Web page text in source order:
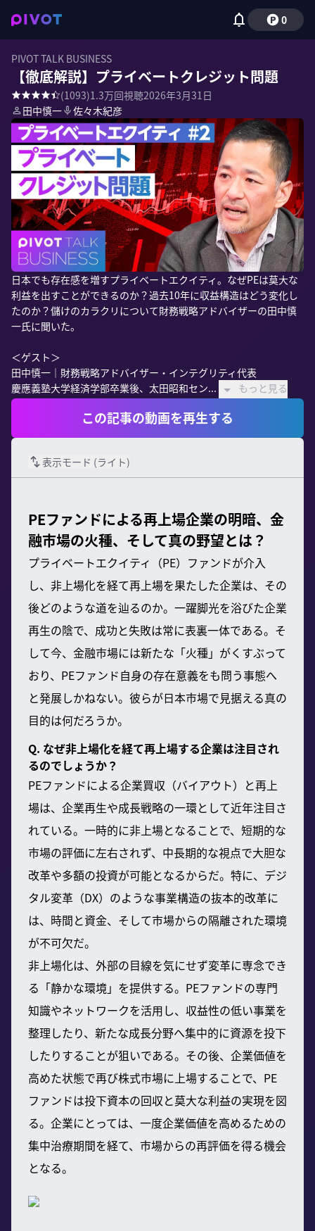
0
PIVOT TALK BUSINESS
【徹底解説】プライベートクレジット問題
(1093)1.3万回視聴2026年3月31日
田中慎一
佐々木紀彦
日本でも存在感を増すプライベートエクイティ。なぜPEは莫大な
利益を出すことができるのか？過去10年に収益構造はどう変化し
たのか？儲けのカラクリについて財務戦略アドバイザーの田中慎
一氏に聞いた。
＜ゲスト＞
田中慎一｜財務戦略アドバイザー・インテグリティ代表
慶應義塾大学経済学部卒業後、太田昭和セン...
もっと見る
この記事の動画を再生する
表示モード (ライト)
PEファンドによる再上場企業の明暗、金
融市場の火種、そして真の野望とは？
プライベートエクイティ（PE）ファンドが介入
し、非上場化を経て再上場を果たした企業は、その
後どのような道を辿るのか。一躍脚光を浴びた企業
再生の陰で、成功と失敗は常に表裏一体である。そ
して今、金融市場には新たな「火種」がくすぶって
おり、PEファンド自身の存在意義をも問う事態へ
と発展しかねない。彼らが日本市場で見据える真の
目的は何だろうか。
Q. なぜ非上場化を経て再上場する企業は注目され
るのでしょうか？
PEファンドによる企業買収（バイアウト）と再上
場は、企業再生や成長戦略の一環として近年注目さ
れている。一時的に非上場となることで、短期的な
市場の評価に左右されず、中長期的な視点で大胆な
改革や多額の投資が可能となるからだ。特に、デジ
タル変革（DX）のような事業構造の抜本的改革に
は、時間と資金、そして市場からの隔離された環境
が不可欠だ。
非上場化は、外部の目線を気にせず変革に専念でき
る「静かな環境」を提供する。PEファンドの専門
知識やネットワークを活用し、収益性の低い事業を
整理したり、新たな成長分野へ集中的に資源を投下
したりすることが狙いである。その後、企業価値を
高めた状態で再び株式市場に上場することで、PE
ファンドは投下資本の回収と莫大な利益の実現を図
る。企業にとっては、一度企業価値を高めるための
集中治療期間を経て、市場からの再評価を得る機会
となる。